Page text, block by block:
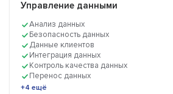
Управление данными
Анализ данных
Безопасность данных
Данные клиентов
Интеграция данных
Контроль качества данных
Перенос данных
+4 ещё